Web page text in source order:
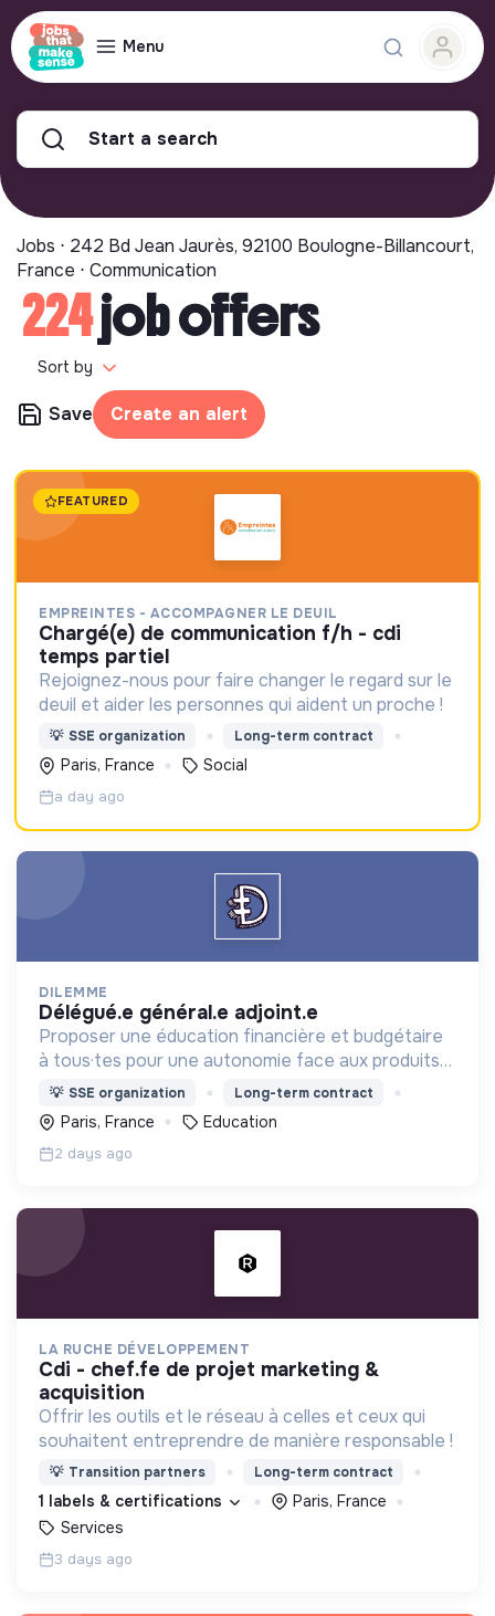
Menu
Start a search
Jobs ⋅ 242 Bd Jean Jaurès, 92100 Boulogne-Billancourt,
France ⋅ Communication
224job offers
Sort by
Save Create an alert
FEATURED
EMPREINTES - ACCOMPAGNER LE DEUIL
chargé(e) de communication f/h - cdi
temps partiel
Rejoignez-nous pour faire changer le regard sur le
deuil et aider les personnes qui aident un proche !
💡 SSE organization Long-term contract
Paris, France Social
a day ago
DILEMME
délégué.e général.e adjoint.e
Proposer une éducation financière et budgétaire
à tous·tes pour une autonomie face aux produits
financiers, bancaires et assurantiels et briser le
tabou autour de l'argent.
💡 SSE organization Long-term contract
Paris, France Education
2 days ago
LA RUCHE DÉVELOPPEMENT
cdi - chef.fe de projet marketing &
acquisition
Offrir les outils et le réseau à celles et ceux qui
souhaitent entreprendre de manière responsable !
💡 Transition partners Long-term contract
1 labels & certifications
Paris, France
Services
3 days ago